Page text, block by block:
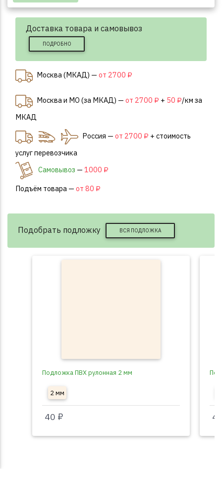
Доставка товара и самовывоз
ПОДРОБНО
Москва (МКАД) — от 2700 ₽
Москва и МО (за МКАД) — от 2700 ₽ + 50 ₽/км за
МКАД
Россия — от 2700 ₽ + стоимость
услуг перевозчика
Самовывоз — 1000 ₽
Подъём товара — от 80 ₽
Подобрать подложку ВСЯ ПОДЛОЖКА
Подложка ПВХ рулонная 2 мм
2 мм
40 ₽